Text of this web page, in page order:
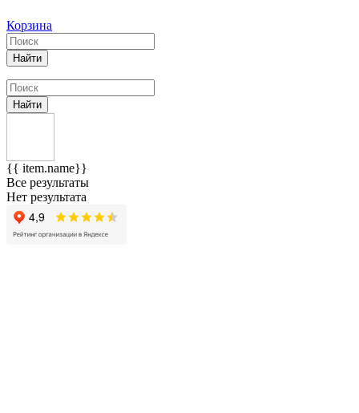
Корзина
Найти
Найти
{{ item.name}}
Все результаты
Нет результата